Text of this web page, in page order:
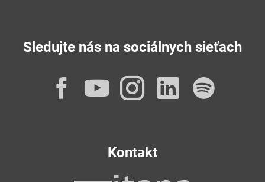
Sledujte nás na sociálnych sieťach
Facebook
YouTube
Instagram
Kontakt